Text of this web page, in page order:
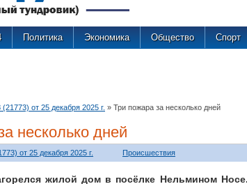
Политика Экономика Общество Спорт
от 25 декабря 2025 г. » Три пожара за несколько дней
несколько дней
от 25 декабря 2025 г. Происшествия
жилой дом в посёлке Нельмином